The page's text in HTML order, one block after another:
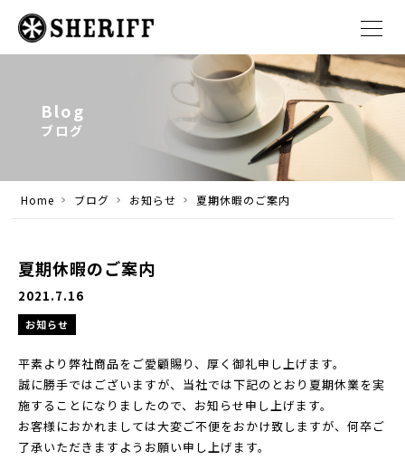
Blog
ブログ
Home ブログ お知らせ 夏期休暇のご案内
夏期休暇のご案内
2021.7.16
お知らせ
平素より弊社商品をご愛顧賜り、厚く御礼申し上げます。
誠に勝手ではございますが、当社では下記のとおり夏期休業を実
施することになりましたので、お知らせ申し上げます。
お客様におかれましては大変ご不便をおかけ致しますが、何卒ご
了承いただきますようお願い申し上げます。